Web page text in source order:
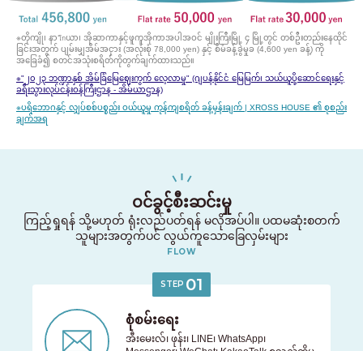
※တိုကျို၊ နာโกယာ၊ အိုဆာကာနှင့်ဖူကူအိုကာအပါအဝင် မျိုးကြီးမြို့ ၄ မြို့တွင် တစ်ဦးတည်းနေထိုင်
ခြင်းအတွက် ပျမ်းမျှအိမ်အငှား (အလုံးစုံ 78,000 yen) နှင့် စီမံခန့်ခွဲမှုခ (4,600 yen ခန့်) ကို
အခြေခံ၍ စတင်အသုံးစရိတ်ကိုတွက်ချက်ထားသည်။
※"၂၀၂၃ ဘဏ္ဍာနှစ် အိမ်ခြံမြေဈေးကွက် လေ့လာမှု" (ဂျပန်နိုင်ငံ မြေမြက်၊ သယ်ယူပို့ဆောင်ရေးနှင့်
ခရီးသွားလုပ်ငန်းဝန်ကြီးဌာန - အိမ်ယာဌာန)
※ပရိဘောဂနှင့် လျှပ်စစ်ပစ္စည်း ဝယ်ယူမှု ကုန်ကျစရိတ် ခန့်မှန်းချက် | XROSS HOUSE ၏ စုစည်း
ချက်အရ
ဝင်ခွင့်စီးဆင်းမှု
ကြည့်ရှုရန် သို့မဟုတ် ရုံးလည်ပတ်ရန် မလိုအပ်ပါ။ ပထမဆုံးစတက်
သူများအတွက်ပင် လွယ်ကူသောခြေလှမ်းများ
FLOW
STEP 01
စုံစမ်းရေး
အီးမေးလ်၊ ဖုန်း၊ LINE၊ WhatsApp၊